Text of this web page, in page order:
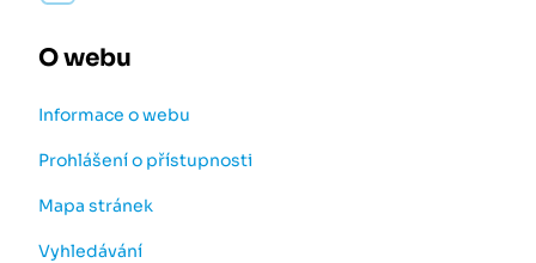
O webu
Informace o webu
Prohlášení o přístupnosti
Mapa stránek
Vyhledávání